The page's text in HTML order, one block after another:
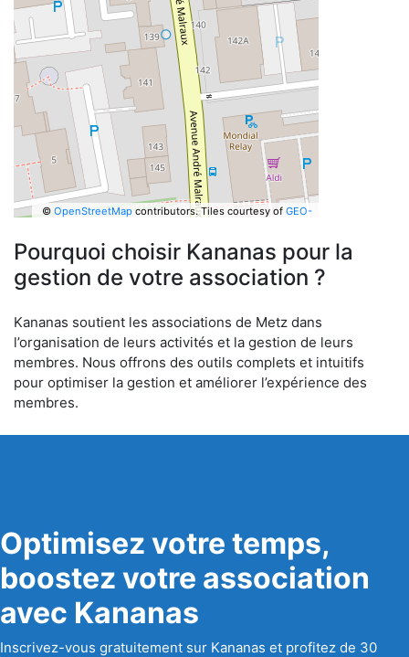
© OpenStreetMapcontributors. Tiles courtesy of GEO-
Pourquoi choisir Kananas pour la
gestion de votre association ?
Kananas soutient les associations de Metz dans
l’organisation de leurs activités et la gestion de leurs
membres. Nous offrons des outils complets et intuitifs
pour optimiser la gestion et améliorer l’expérience des
membres.
Optimisez votre temps,
boostez votre association
avec Kananas
Inscrivez-vous gratuitement sur Kananas et profitez de 30